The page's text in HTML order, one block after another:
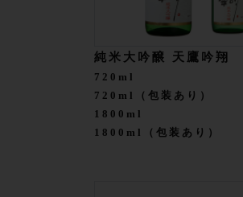
純米大吟醸 天鷹吟翔
720ml
720ml（包装あり）
1800ml
1800ml（包装あり）